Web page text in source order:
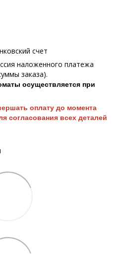
счет
наложенного платежа
заказа).
осуществляется при
оплату до момента
согласования всех деталей